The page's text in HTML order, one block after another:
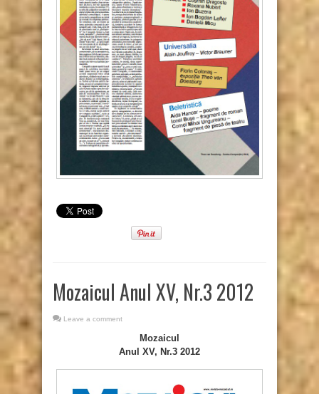
Mozaicul Anul XV, Nr.3 2012
Leave a comment
Mozaicul
Anul XV, Nr.3 2012